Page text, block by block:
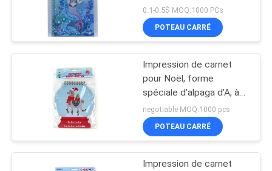
SUJET
NOUS
D'USINE
CONTRÔLE
Impression de livre
du conseil des
enfants
29
127*178mm comme
cadeau de promotion
0.1-0.5$ MOQ:1000 PCs
POTEAU CARRÉ
Impression de carnet
pour Noël, forme
spéciale d'alpaga d'A, à
spirale, listpad d'enfants
negotiable MOQ:1000 pcs
POTEAU CARRÉ
Impression de carnet